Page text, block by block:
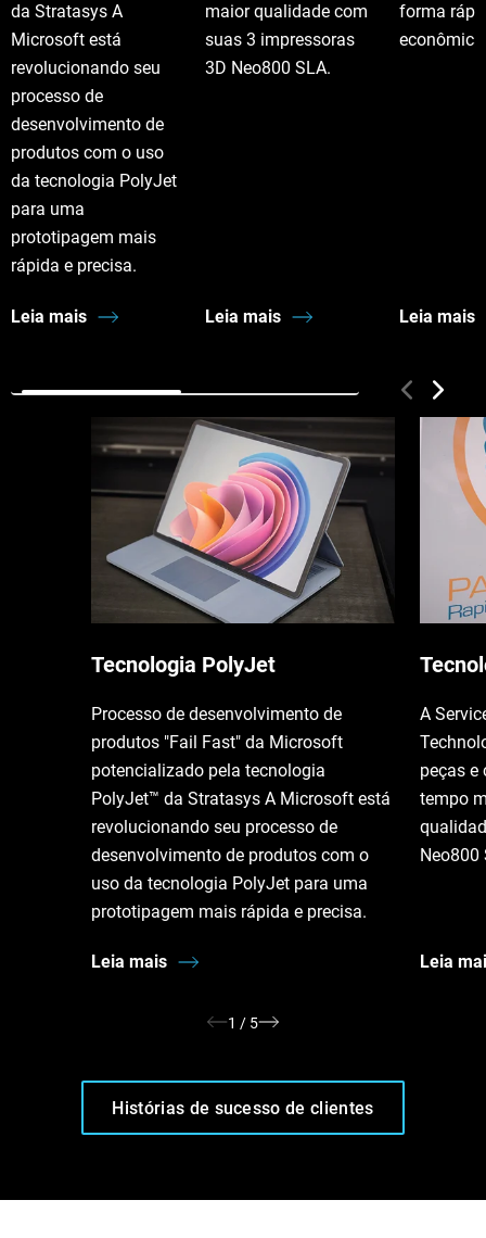
da Stratasys A
Microsoft está
revolucionando seu
processo de
desenvolvimento de
produtos com o uso
da tecnologia PolyJet
para uma
prototipagem mais
rápida e precisa.
Leia mais
maior qualidade com
suas 3 impressoras
3D Neo800 SLA.
Leia mais
forma
Leia mais
Tecnologia PolyJet
Processo de desenvolvimento de
produtos "Fail Fast" da Microsoft
potencializado pela tecnologia
PolyJet™ da Stratasys A Microsoft está
revolucionando seu processo de
desenvolvimento de produtos com o
uso da tecnologia PolyJet para uma
prototipagem mais rápida e precisa.
Leia mais
A
peças e
tempo
Neo800
Leia
1 / 5
Histórias de sucesso de clientes